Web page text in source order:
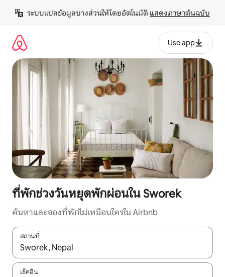
เนื้อหา
ระบบแปลข้อมูลบางส่วนให้โดยอัตโนมัติ แสดงภาษาต้นฉบับ
Use app
ที่พักช่วงวันหยุดพักผ่อนใน Sworek
ค้นหาและจองที่พักไม่เหมือนใครใน Airbnb
สถานที่
ใช้ลูกศรขึ้นลง หรือใช้การสัมผัสหรือปัด เพื่อสำรวจผลการค้นหา
เช็คอิน